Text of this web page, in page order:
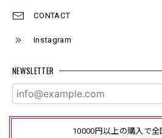
CONTACT
Instagram
NEWSLETTER
10000円以上の購入で